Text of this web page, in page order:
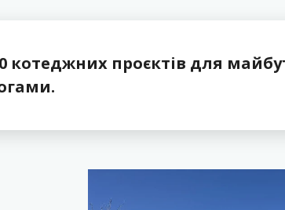
котеджних проєктів для